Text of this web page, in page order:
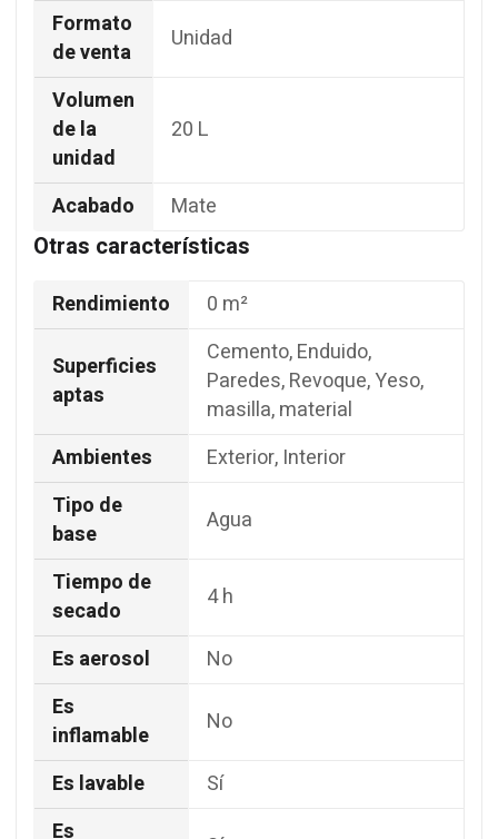
Formato
de venta
Unidad
Volumen
de la
unidad
20 L
Acabado Mate
Otras características
Rendimiento 0 m²
Superficies
aptas
Cemento, Enduido,
Paredes, Revoque, Yeso,
masilla, material
Ambientes
Exterior, Interior
Tipo de
base
Agua
Tiempo de
secado
4 h
Es aerosol
No
Es
inflamable
No
Es lavable
Sí
Es